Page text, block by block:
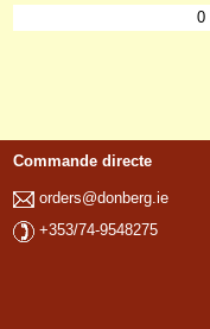
0
Commande directe
orders@donberg.ie
+353/74-9548275